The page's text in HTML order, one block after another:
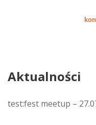
Aktualności
test:fest meetup –